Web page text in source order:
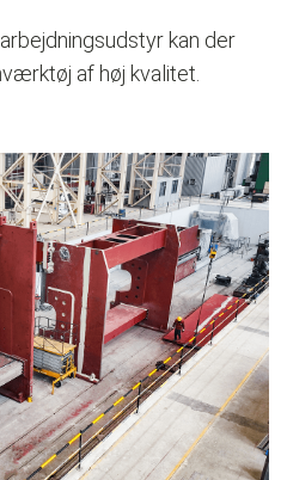
kan der
af høj kvalitet.